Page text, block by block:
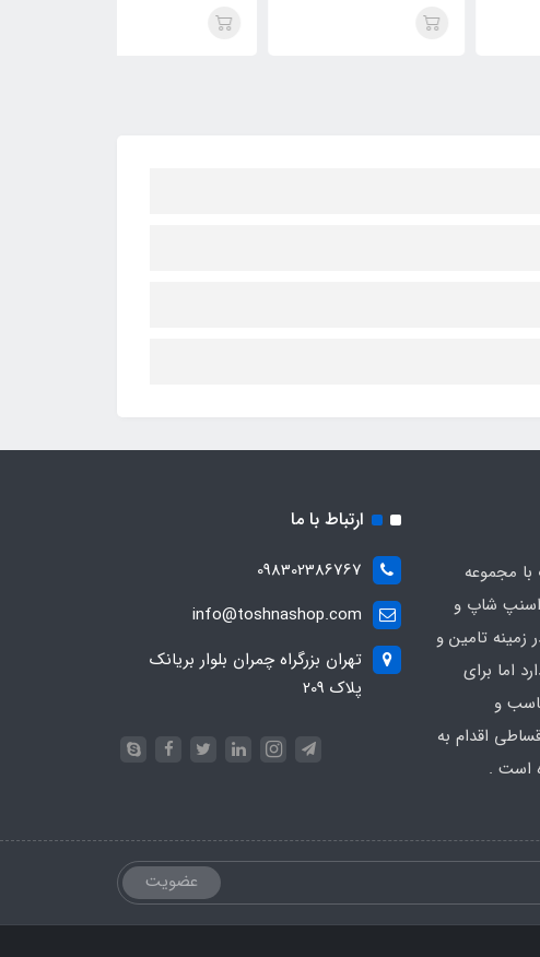
مجموعه
اسنپ شاپ و
تامین و
اما برای
و
اقدام به
است .
ارتباط با ما
098302386767
info@toshnashop.com
تهران بزرگراه چمران بلوار بریانک
پلاک 209
عضویت